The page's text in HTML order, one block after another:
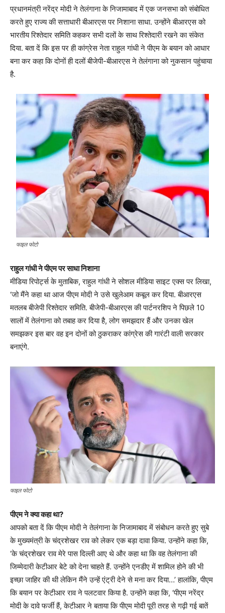
प्रधानमंत्री नरेंद्र मोदी ने तेलंगाना के निजामाबाद में एक जनसभा को संबोधित
करते हुए राज्य की सत्ताधारी बीआरएस पर निशाना साधा. उन्होंने बीआरएस को
भारतीय रिश्तेदार समिति कहकर सभी दलों के साथ रिश्तेदारी रखने का संकेत
दिया. बता दें कि इस पर ही कांग्रेस नेता राहुल गांधी ने पीएम के बयान को आधार
बना कर कहा कि दोनों ही दलों बीजेपी-बीआरएस ने तेलंगाना को नुकसान पहुंचाया
है.
फाइल फोटो
राहुल गांधी ने पीएम पर साधा निशाना
मीडिया रिपोर्ट्स के मुताबिक, राहुल गांधी ने सोशल मीडिया साइट एक्स पर लिखा,
‘जो मैंने कहा था आज पीएम मोदी ने उसे खुलेआम कबूल कर दिया. बीआरएस
मतलब बीजेपी रिश्तेदार समिति. बीजेपी-बीआरएस की पार्टनरशिप ने पिछले 10
सालों में तेलंगाना को तबाह कर दिया है, लोग समझदार हैं और उनका खेल
समझकर इस बार वह इन दोनों को ठुकराकर कांग्रेस की गारंटी वाली सरकार
बनाएंगे.
फाइल फोटो
पीएम ने क्या कहा था?
आपको बता दें कि पीएम मोदी ने तेलंगाना के निजामाबाद में संबोधन करते हुए सुबे
के मुख्यमंत्री के चंद्रशेखर राव को लेकर एक बड़ा दावा किया. उन्होंने कहा कि,
‘के चंद्रशेखर राव मेरे पास दिल्ली आए थे और कहा था कि वह तेलंगाना की
जिम्मेदारी केटीआर बेटे को देना चाहते हैं. उन्होंने एनडीए में शामिल होने की भी
इच्छा जाहिर की थी लेकिन मैंने उन्हें एंट्री देने से मना कर दिया…’ हालांकि, पीएम
कि बयान पर केटीआर राव ने पलटवार किया है. उन्होंने कहा कि, ‘पीएम नरेंद्र
मोदी के दावे फर्जी हैं, केटीआर ने बताया कि पीएम मोदी पूरी तरह से गढ़ी गई बातें